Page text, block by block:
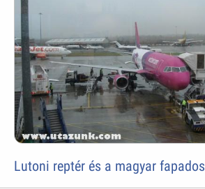
Lutoni reptér és a magyar fapados